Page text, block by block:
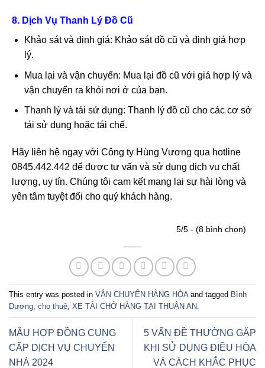
8. Dịch Vụ Thanh Lý Đồ Cũ
Khảo sát và định giá: Khảo sát đồ cũ và định giá hợp
lý.
Mua lại và vận chuyển: Mua lại đồ cũ với giá hợp lý và
vận chuyển ra khỏi nơi ở của bạn.
Thanh lý và tái sử dụng: Thanh lý đồ cũ cho các cơ sở
tái sử dụng hoặc tái chế.
Hãy liên hệ ngay với Công ty Hùng Vương qua hotline
0845.442.442 để được tư vấn và sử dụng dịch vụ chất
lượng, uy tín. Chúng tôi cam kết mang lại sự hài lòng và
yên tâm tuyệt đối cho quý khách hàng.
5/5 - (8 bình chọn)
This entry was posted in VẬN CHUYỂN HÀNG HÓA and tagged Bình
Dương cho thuê XE TẢI CHỞ HÀNG TẠI THUẬN AN
MẪU HỢP ĐỒNG CUNG
CẤP DỊCH VỤ CHUYỂN
NHÀ 2024
5 VẤN ĐỀ THƯỜNG GẶP
KHI SỬ DỤNG ĐIỀU HÒA
VÀ CÁCH KHẮC PHỤC